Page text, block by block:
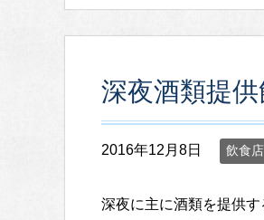
深夜酒類提
2016年12月8日 飲食
深夜に主に酒類を提供